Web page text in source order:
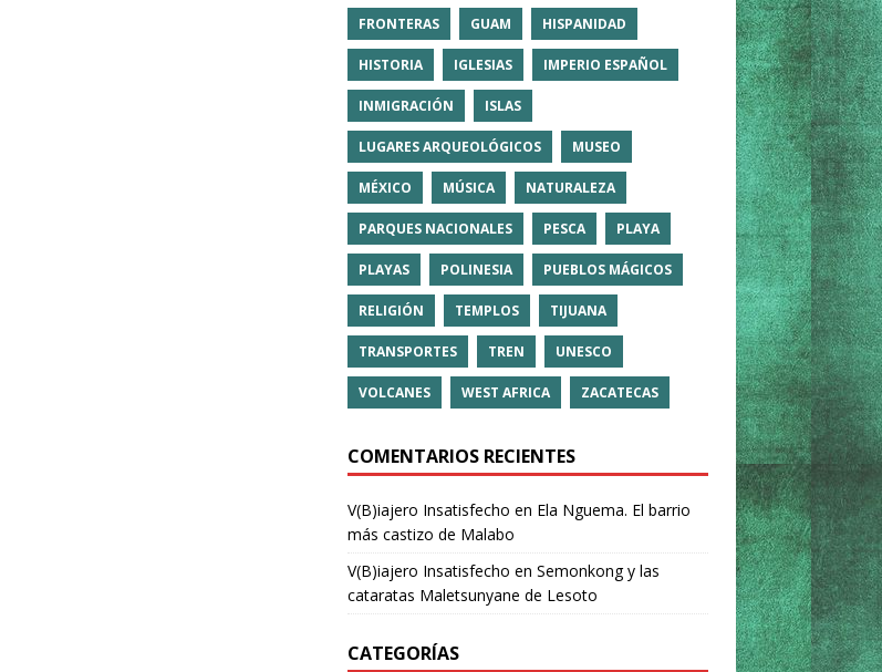
FRONTERAS GUAM HISPANIDAD
HISTORIA IGLESIAS IMPERIO ESPAÑOL
INMIGRACIÓN ISLAS
LUGARES ARQUEOLÓGICOS MUSEO
MÉXICO MÚSICA NATURALEZA
PARQUES NACIONALES PESCA PLAYA
PLAYAS POLINESIA PUEBLOS MÁGICOS
RELIGIÓN TEMPLOS TIJUANA
TRANSPORTES TREN UNESCO
VOLCANES WEST AFRICA ZACATECAS
COMENTARIOS RECIENTES
V(B)iajero Insatisfecho en Ela Nguema. El barrio
más castizo de Malabo
V(B)iajero Insatisfecho en Semonkong y las
cataratas Maletsunyane de Lesoto
CATEGORÍAS